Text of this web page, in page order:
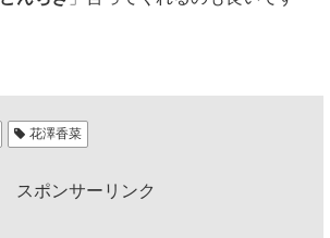
花澤香菜
スポンサーリンク